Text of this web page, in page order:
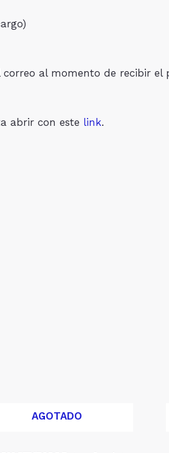
al momento de recibir el
abrir con este link.
AGOTADO